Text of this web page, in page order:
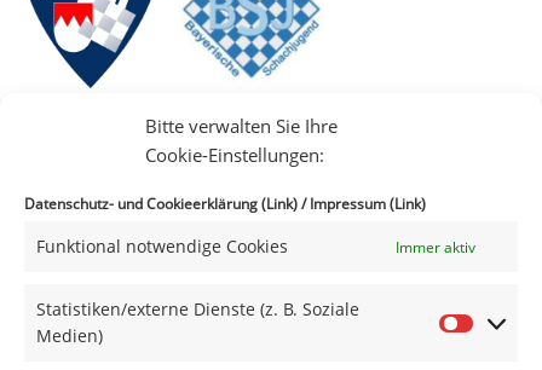
Bitte verwalten Sie Ihre
Cookie-Einstellungen:
Datenschutz- und Cookieerklärung (Link)/Impressum (Link)
Funktional notwendige Cookies Immer aktiv
Statistiken/externe Dienste (z. B. Soziale
Medien)